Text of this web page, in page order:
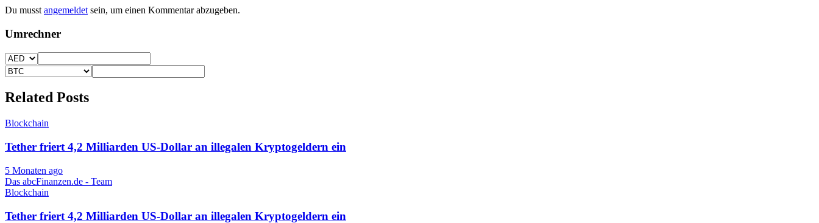
Du musst angemeldet sein, um einen Kommentar abzugeben.
Umrechner
Related Posts
Blockchain
Tether friert 4,2 Milliarden US-Dollar an illegalen Kryptogeldern ein
5 Monaten ago
Das abcFinanzen.de - Team
Blockchain
Tether friert 4,2 Milliarden US-Dollar an illegalen Kryptogeldern ein